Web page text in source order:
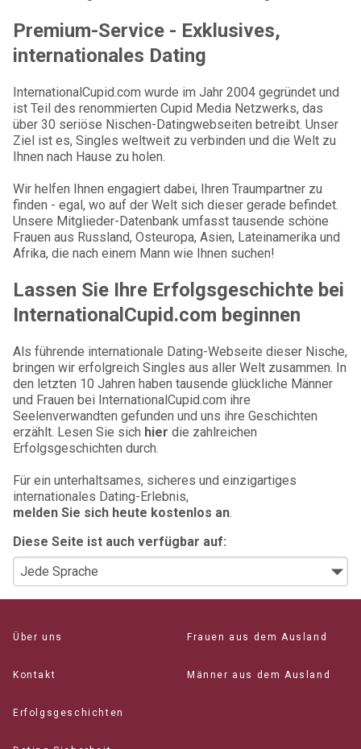
Premium-Service - Exklusives,
internationales Dating
InternationalCupid.com wurde im Jahr 2004 gegründet und
ist Teil des renommierten Cupid Media Netzwerks, das
über 30 seriöse Nischen-Datingwebseiten betreibt. Unser
Ziel ist es, Singles weltweit zu verbinden und die Welt zu
Ihnen nach Hause zu holen.
Wir helfen Ihnen engagiert dabei, Ihren Traumpartner zu
finden - egal, wo auf der Welt sich dieser gerade befindet.
Unsere Mitglieder-Datenbank umfasst tausende schöne
Frauen aus Russland, Osteuropa, Asien, Lateinamerika und
Afrika, die nach einem Mann wie Ihnen suchen!
Lassen Sie Ihre Erfolgsgeschichte bei
InternationalCupid.com beginnen
Als führende internationale Dating-Webseite dieser Nische,
bringen wir erfolgreich Singles aus aller Welt zusammen. In
den letzten 10 Jahren haben tausende glückliche Männer
und Frauen bei InternationalCupid.com ihre
Seelenverwandten gefunden und uns ihre Geschichten
erzählt. Lesen Sie sich hier die zahlreichen
Erfolgsgeschichten durch.
Für ein unterhaltsames, sicheres und einzigartiges
internationales Dating-Erlebnis,
melden Sie sich heute kostenlos an.
Diese Seite ist auch verfügbar auf:
Über uns
Kontakt
Erfolgsgeschichten
Frauen aus dem Ausland
Männer aus dem Ausland